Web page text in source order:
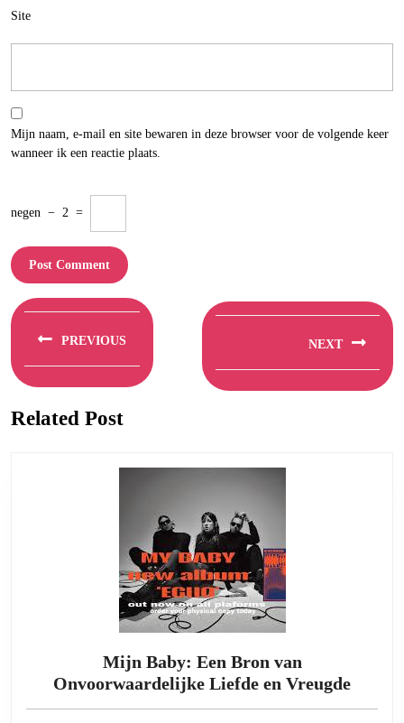
Site
Mijn naam, e-mail en site bewaren in deze browser voor de volgende keer
wanneer ik een reactie plaats.
negen − 2 =
Berichtnavigatie
PREVIOUS
post:
NEXT
post:
Related Post
Mijn Baby: Een Bron van
Onvoorwaardelijke Liefde en VreugdeMijn
Baby: